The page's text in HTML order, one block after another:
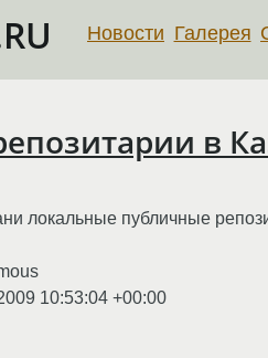
Новости Галерея
в
локальные публичные
10:53:04 +00:00